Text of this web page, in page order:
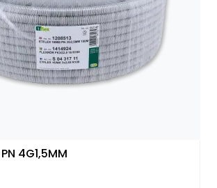
PN 4G1,5MM